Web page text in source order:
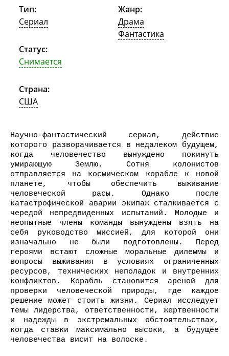
Тип:
Сериал
Статус:
Снимается
Страна:
США
Жанр:
Драма
Фантастика
Научно-фантастический сериал, действие
которого разворачивается в недалеком будущем,
когда человечество вынуждено покинуть
умирающую Землю. Сотня колонистов
отправляется на космическом корабле к новой
планете, чтобы обеспечить выживание
человеческой расы. Однако после
катастрофической аварии экипаж сталкивается с
чередой непредвиденных испытаний. Молодые и
неопытные члены команды вынуждены взять на
себя руководство миссией, для которой они
изначально не были подготовлены. Перед
героями встают сложные моральные дилеммы и
вопросы выживания в условиях ограниченных
ресурсов, технических неполадок и внутренних
конфликтов. Корабль становится ареной для
проверки человеческой природы, где каждое
решение может стоить жизни. Сериал исследует
темы лидерства, ответственности, жертвенности
и надежды в экстремальных обстоятельствах,
когда ставки максимально высоки, а будущее
человечества висит на волоске.